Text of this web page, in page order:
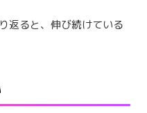
返ると、伸び続けている